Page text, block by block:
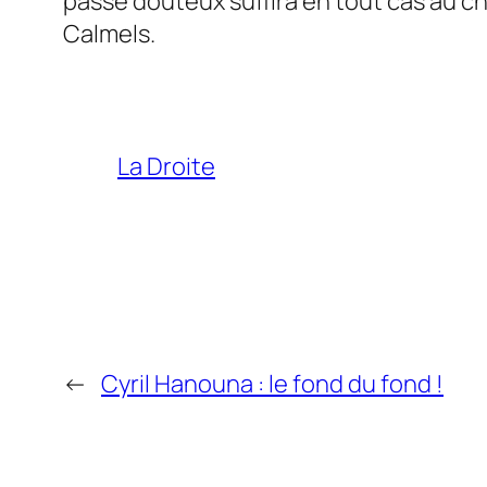
Calmels.
La Droite
← Cyril Hanouna : le fond du fond !